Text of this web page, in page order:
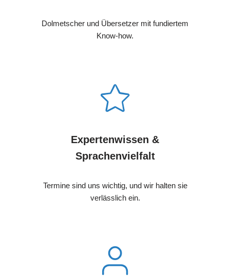
Dolmetscher und Übersetzer mit fundiertem
Know-how.
Expertenwissen &
Sprachenvielfalt
Termine sind uns wichtig, und wir halten sie
verlässlich ein.